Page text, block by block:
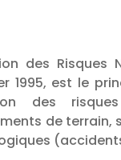
des Risques
1995, est le
des risques
de terrain,